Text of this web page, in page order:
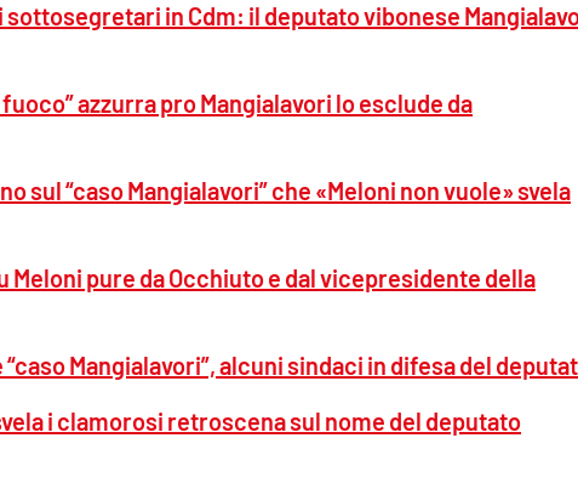
sottosegretari in Cdm: il deputato vibonese
azzurra pro Mangialavori lo esclude da
sul “caso Mangialavori” che «Meloni non vuole» svela
Meloni pure da Occhiuto e dal vicepresidente della
Mangialavori”, alcuni sindaci in difesa del
i clamorosi retroscena sul nome del deputato